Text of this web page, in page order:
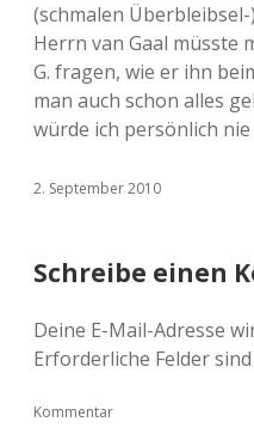
(schmalen
Herrn van Gaal müsste
G. fragen, wie er ihn
man auch schon alles
würde ich persönlich
2. September 2010
Schreibe einen
Deine E-Mail-Adresse
Erforderliche Felder
Kommentar